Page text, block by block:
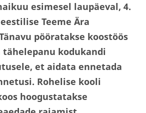
esimesel laupäeval, 4.
Teeme Ära
pööratakse koostöös
tähelepanu kodukandi
et aidata ennetada
Rohelise kooli
hoogustatakse